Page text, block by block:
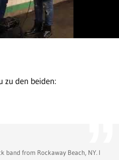
zu den beiden:
band from Rockaway Beach, NY. I